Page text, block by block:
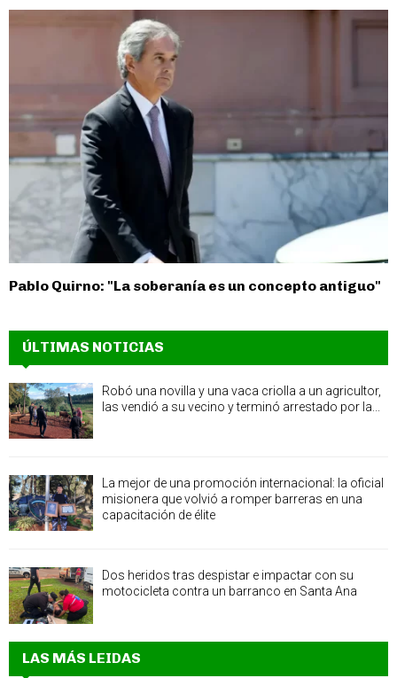
Pablo Quirno: "La soberanía es un concepto antiguo"
ÚLTIMAS NOTICIAS
Robó una novilla y una vaca criolla a un agricultor,
las vendió a su vecino y terminó arrestado por la...
La mejor de una promoción internacional: la oficial
misionera que volvió a romper barreras en una
capacitación de élite
Dos heridos tras despistar e impactar con su
motocicleta contra un barranco en Santa Ana
LAS MÁS LEIDAS